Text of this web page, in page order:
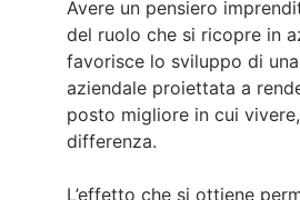
Avere un pensiero
del ruolo che si ricopre in
favorisce lo sviluppo di
aziendale proiettata a
posto migliore in cui
differenza.
L’effetto che si ottiene